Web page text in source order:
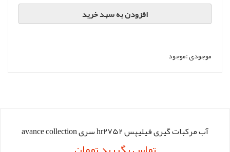
افزودن به سبد خرید
موجودی :موجود
آب مرکبات گیری فیلیپس hr2752 سری avance collection